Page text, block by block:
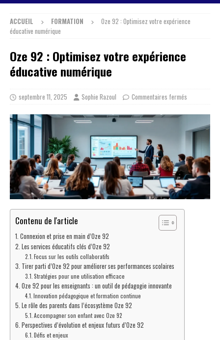
ACCUEIL FORMATION
Oze 92 : Optimisez votre expérience
éducative numérique
Oze 92 : Optimisez votre expérience
éducative numérique
septembre 11, 2025 Sophie Razoul Commentaires fermés
Contenu de l'article
Connexion et prise en main d’Oze 92
Les services éducatifs clés d’Oze 92
Focus sur les outils collaboratifs
Tirer parti d’Oze 92 pour améliorer ses performances scolaires
Stratégies pour une utilisation efficace
Oze 92 pour les enseignants : un outil de pédagogie innovante
Innovation pédagogique et formation continue
Le rôle des parents dans l’écosystème Oze 92
Accompagner son enfant avec Oze 92
Perspectives d’évolution et enjeux futurs d’Oze 92
Défis et enjeux